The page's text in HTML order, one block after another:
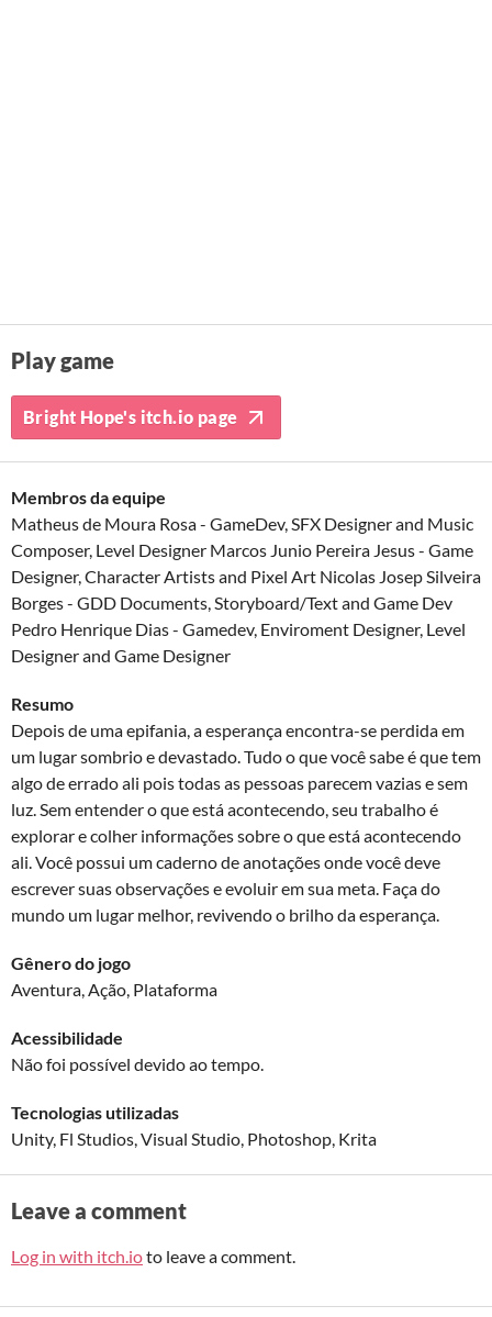
Play game
Bright Hope's itch.io page
Membros da equipe
Matheus de Moura Rosa - GameDev, SFX Designer and Music
Composer, Level Designer Marcos Junio Pereira Jesus - Game
Designer, Character Artists and Pixel Art Nicolas Josep Silveira
Borges - GDD Documents, Storyboard/Text and Game Dev
Pedro Henrique Dias - Gamedev, Enviroment Designer, Level
Designer and Game Designer
Resumo
Depois de uma epifania, a esperança encontra-se perdida em
um lugar sombrio e devastado. Tudo o que você sabe é que tem
algo de errado ali pois todas as pessoas parecem vazias e sem
luz. Sem entender o que está acontecendo, seu trabalho é
explorar e colher informações sobre o que está acontecendo
ali. Você possui um caderno de anotações onde você deve
escrever suas observações e evoluir em sua meta. Faça do
mundo um lugar melhor, revivendo o brilho da esperança.
Gênero do jogo
Aventura, Ação, Plataforma
Acessibilidade
Não foi possível devido ao tempo.
Tecnologias utilizadas
Unity, Fl Studios, Visual Studio, Photoshop, Krita
Leave a comment
Log in with itch.ioto leave a comment.